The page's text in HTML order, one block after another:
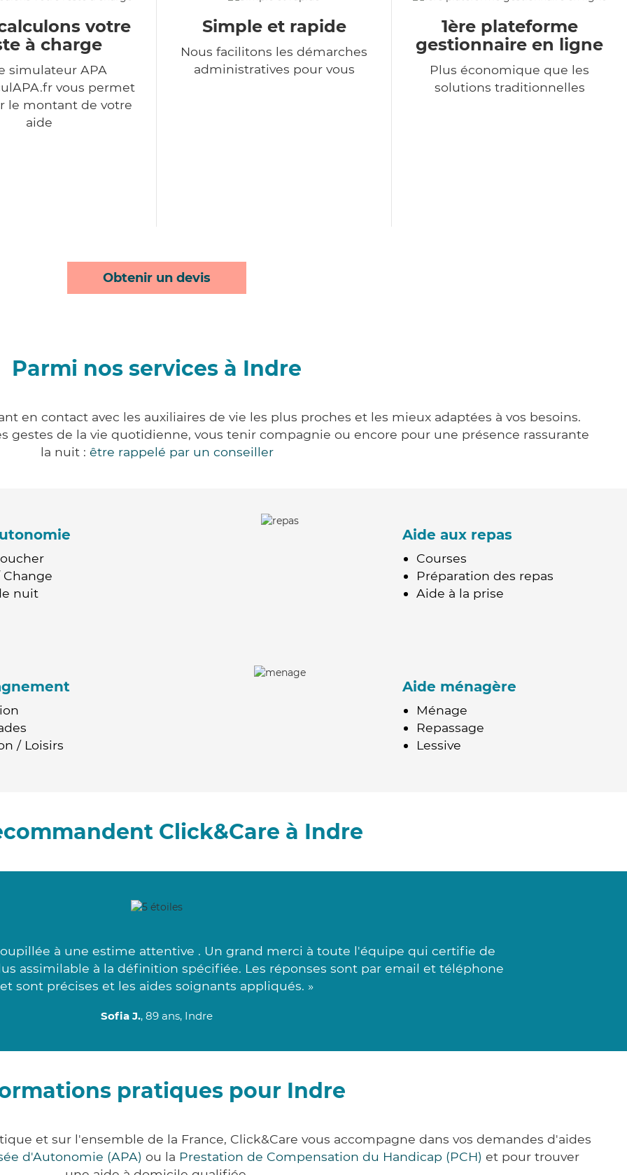
votre
à charge
simulateur APA
vous permet
le montant de votre
aide
Simple et rapide
Nous facilitons les démarches
administratives pour vous
1ère plateforme
gestionnaire en ligne
Plus économique que les
solutions traditionnelles
Obtenir un devis
Parmi nos services à Indre
en contact avec les auxiliaires de vie les plus proches et les mieux adaptées à vos besoins.
gestes de la vie quotidienne, vous tenir compagnie ou encore pour une présence rassurante
la nuit : être rappelé par un conseiller
nuit
Aide aux repas
Courses
Préparation des repas
Aide à la prise
/ Loisirs
Aide ménagère
Ménage
Repassage
Lessive
Click&Care à Indre
à une estime attentive . Un grand merci à toute l'équipe qui certifie de
assimilable à la définition spécifiée. Les réponses sont par email et téléphone
et sont précises et les aides soignants appliqués. »
Sofia J., 89 ans, Indre
pratiques pour Indre
et sur l'ensemble de la France, Click&Care vous accompagne dans vos demandes d'aides
d'Autonomie (APA) ou la Prestation de Compensation du Handicap (PCH) et pour trouver